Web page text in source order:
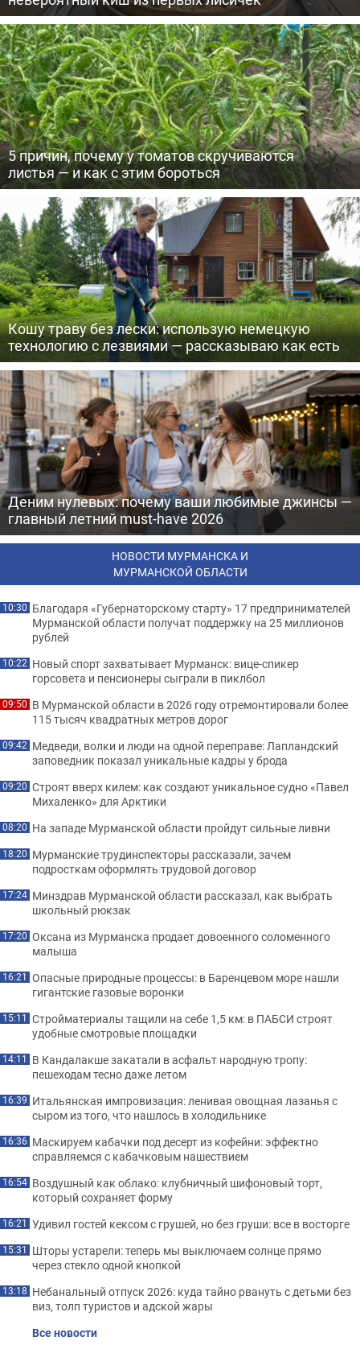
5 причин, почему у томатов скручиваются
листья — и как с этим бороться
Кошу траву без лески: использую немецкую
технологию с лезвиями — рассказываю как есть
Деним нулевых: почему ваши любимые джинсы —
главный летний must-have 2026
НОВОСТИ МУРМАНСКА И
МУРМАНСКОЙ ОБЛАСТИ
10:30 Благодаря «Губернаторскому старту» 17 предпринимателей
Мурманской области получат поддержку на 25 миллионов
рублей
10:22 Новый спорт захватывает Мурманск: вице-спикер
горсовета и пенсионеры сыграли в пиклбол
09:50 В Мурманской области в 2026 году отремонтировали более
115 тысяч квадратных метров дорог
09:42 Медведи, волки и люди на одной переправе: Лапландский
заповедник показал уникальные кадры у брода
09:20 Строят вверх килем: как создают уникальное судно «Павел
Михаленко» для Арктики
08:20 На западе Мурманской области пройдут сильные ливни
18:20 Мурманские трудинспекторы рассказали, зачем
подросткам оформлять трудовой договор
17:24 Минздрав Мурманской области рассказал, как выбрать
школьный рюкзак
17:20 Оксана из Мурманска продает довоенного соломенного
малыша
16:21 Опасные природные процессы: в Баренцевом море нашли
гигантские газовые воронки
15:11 Стройматериалы тащили на себе 1,5 км: в ПАБСИ строят
удобные смотровые площадки
14:11 В Кандалакше закатали в асфальт народную тропу:
пешеходам тесно даже летом
16:39 Итальянская импровизация: ленивая овощная лазанья с
сыром из того, что нашлось в холодильнике
16:36 Маскируем кабачки под десерт из кофейни: эффектно
справляемся с кабачковым нашествием
16:54 Воздушный как облако: клубничный шифоновый торт,
который сохраняет форму
16:21 Удивил гостей кексом с грушей, но без груши: все в восторге
15:31 Шторы устарели: теперь мы выключаем солнце прямо
через стекло одной кнопкой
13:18 Небанальный отпуск 2026: куда тайно рвануть с детьми без
виз, толп туристов и адской жары
Все новости